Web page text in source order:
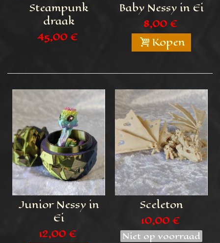
Steampunk
draak
45,00 €
Baby Nessy in Ei
8,00 €
Kopen
Junior Nessy in
Ei
12,00 €
Sceleton
10,00 €
Niet op voorraad